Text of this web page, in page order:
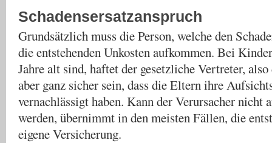
Schadensersatzanspruch
Grundsätzlich muss die Person, welche den
die entstehenden Unkosten aufkommen. Bei
Jahre alt sind, haftet der gesetzliche Vertreter,
aber ganz sicher sein, dass die Eltern ihre
vernachlässigt haben. Kann der Verursacher nicht
werden, übernimmt in den meisten Fällen, die
eigene Versicherung.